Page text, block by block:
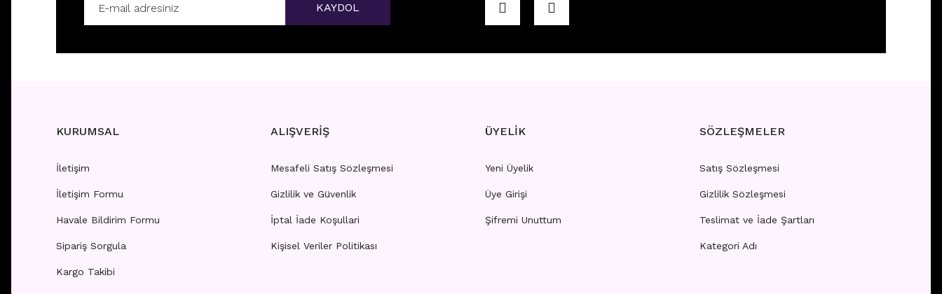
Fiyatları görebilmek içinüye girişi yapınız. Fiyatları görebilmek içinüye girişi yapınız. Fiyatları görebilmek içinüye girişi yapınız.
K20 - TRAGUS
Fiyatları görebilmek için
K19 - TRAGUS
Fiyatları görebilmek için
K17 - TRAGUS
KAYDOL
KURUMSAL
İletişim
İletişim Formu
Havale Bildirim Formu
Sipariş Sorgula
Kargo Takibi
ALIŞVERİŞ
Mesafeli Satış Sözleşmesi
Gizlilik ve Güvenlik
İptal İade Koşullari
Kişisel Veriler Politikası
ÜYELİK
Yeni Üyelik
Üye Girişi
Şifremi Unuttum
SÖZLEŞMELER
Satış Sözleşmesi
Gizlilik Sözleşmesi
Teslimat ve İade Şartları
Kategori Adı